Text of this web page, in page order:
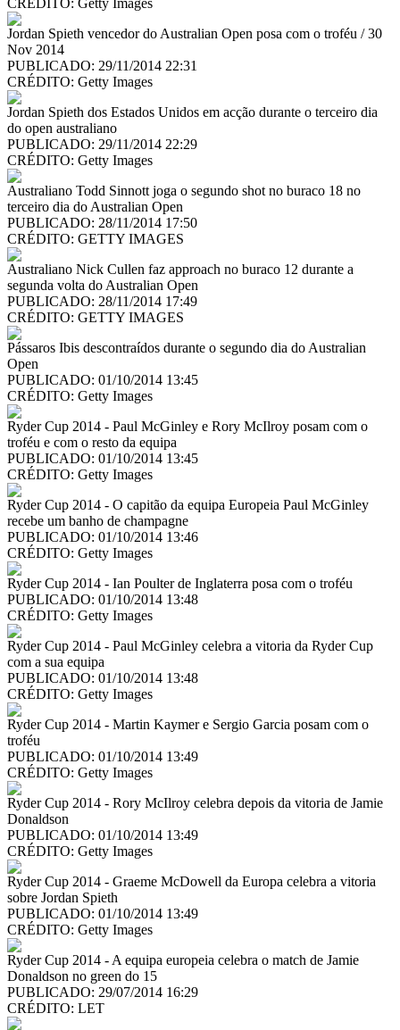
CRÉDITO: Getty Images
Jordan Spieth vencedor do Australian Open posa com o troféu / 30
Nov 2014
PUBLICADO: 29/11/2014 22:31
CRÉDITO: Getty Images
Jordan Spieth dos Estados Unidos em acção durante o terceiro dia
do open australiano
PUBLICADO: 29/11/2014 22:29
CRÉDITO: Getty Images
Australiano Todd Sinnott joga o segundo shot no buraco 18 no
terceiro dia do Australian Open
PUBLICADO: 28/11/2014 17:50
CRÉDITO: GETTY IMAGES
Australiano Nick Cullen faz approach no buraco 12 durante a
segunda volta do Australian Open
PUBLICADO: 28/11/2014 17:49
CRÉDITO: GETTY IMAGES
Pássaros Ibis descontraídos durante o segundo dia do Australian
Open
PUBLICADO: 01/10/2014 13:45
CRÉDITO: Getty Images
Ryder Cup 2014 - Paul McGinley e Rory McIlroy posam com o
troféu e com o resto da equipa
PUBLICADO: 01/10/2014 13:45
CRÉDITO: Getty Images
Ryder Cup 2014 - O capitão da equipa Europeia Paul McGinley
recebe um banho de champagne
PUBLICADO: 01/10/2014 13:46
CRÉDITO: Getty Images
Ryder Cup 2014 - Ian Poulter de Inglaterra posa com o troféu
PUBLICADO: 01/10/2014 13:48
CRÉDITO: Getty Images
Ryder Cup 2014 - Paul McGinley celebra a vitoria da Ryder Cup
com a sua equipa
PUBLICADO: 01/10/2014 13:48
CRÉDITO: Getty Images
Ryder Cup 2014 - Martin Kaymer e Sergio Garcia posam com o
troféu
PUBLICADO: 01/10/2014 13:49
CRÉDITO: Getty Images
Ryder Cup 2014 - Rory McIlroy celebra depois da vitoria de Jamie
Donaldson
PUBLICADO: 01/10/2014 13:49
CRÉDITO: Getty Images
Ryder Cup 2014 - Graeme McDowell da Europa celebra a vitoria
sobre Jordan Spieth
PUBLICADO: 01/10/2014 13:49
CRÉDITO: Getty Images
Ryder Cup 2014 - A equipa europeia celebra o match de Jamie
Donaldson no green do 15
PUBLICADO: 29/07/2014 16:29
CRÉDITO: LET